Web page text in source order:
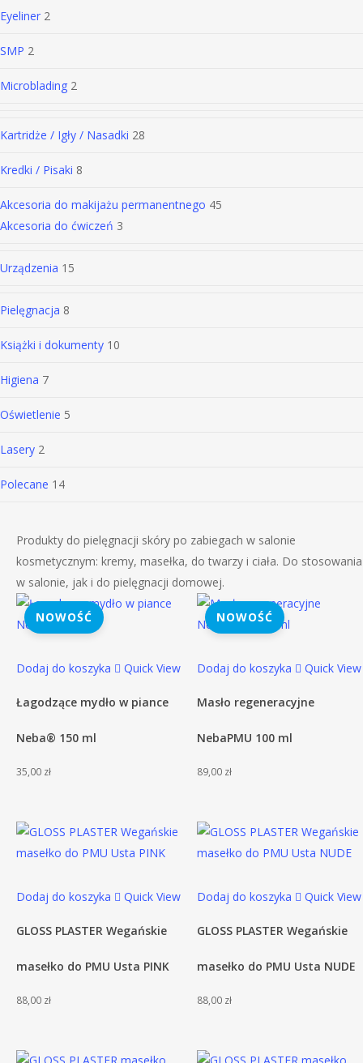
Eyeliner 2
SMP 2
Microblading 2
Kartridże / Igły / Nasadki 28
Kredki / Pisaki 8
Akcesoria do makijażu permanentnego 45
Akcesoria do ćwiczeń 3
Urządzenia 15
Pielęgnacja 8
Książki i dokumenty 10
Higiena 7
Oświetlenie 5
Lasery 2
Polecane 14
Produkty do pielęgnacji skóry po zabiegach w salonie
kosmetycznym: kremy, masełka, do twarzy i ciała. Do stosowania
w salonie, jak i do pielęgnacji domowej.
NOWOŚĆ
Dodaj do koszyka Quick View
Łagodzące mydło w piance
Neba® 150 ml
35,00 zł
NOWOŚĆ
Dodaj do koszyka Quick View
Masło regeneracyjne
NebaPMU 100 ml
89,00 zł
Dodaj do koszyka Quick View
GLOSS PLASTER Wegańskie
masełko do PMU Usta PINK
88,00 zł
Dodaj do koszyka Quick View
GLOSS PLASTER Wegańskie
masełko do PMU Usta NUDE
88,00 zł